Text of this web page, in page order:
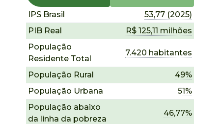
IPS Brasil
53,77 (2025)
PIB Real
R$ 125,11 milhões
População
Residente Total
7.420 habitantes
População Rural
49%
População Urbana
51%
População abaixo
da linha da pobreza
46,77%